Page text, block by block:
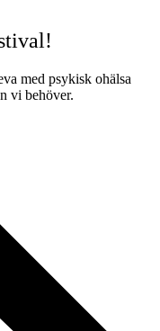
med psykisk ohälsa
vi behöver.